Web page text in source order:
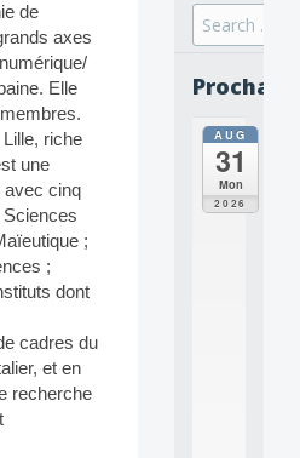
de
axes
Elle
Lille, riche
une
avec cinq
;
;
dont
cadres du
et en
recherche
Search
for:
AUG
31
Mon
2026